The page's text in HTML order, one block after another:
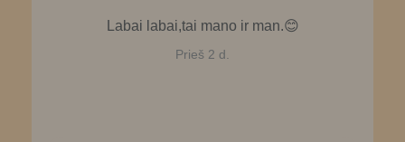
Labai labai,tai mano ir man.😊
Prieš 2 d.